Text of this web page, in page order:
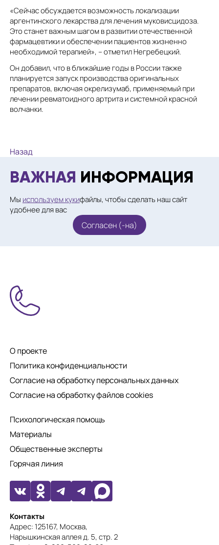
«Сейчас обсуждается возможность локализации
аргентинского лекарства для лечения муковисцидоза.
Это станет важным шагом в развитии отечественной
фармацевтики и обеспечении пациентов жизненно
необходимой терапией», – отметил Негребецкий.
Он добавил, что в ближайшие годы в России также
планируется запуск производства оригинальных
препаратов, включая окрелизумаб, применяемый при
лечении ревматоидного артрита и системной красной
волчанки.
Назад
ВАЖНАЯ ИНФОРМАЦИЯ
Мы используем кукифайлы, чтобы сделать наш сайт
удобнее для вас
Согласен (-на)
О проекте
Политика конфиденциальности
Согласие на обработку персональных данных
Согласие на обработку файлов cookies
Психологическая помощь
Материалы
Общественные эксперты
Горячая линия
Контакты
Адрес: 125167, Москва,
Нарышкинская аллея д. 5, стр. 2